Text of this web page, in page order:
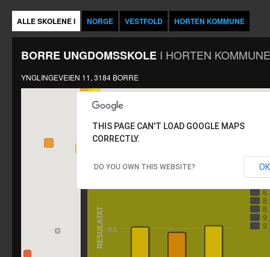
ALLE SKOLENE I NORGE VESTFOLD HORTEN KOMMUNE
BORRE UNGDOMSSKOLE I HORTEN KOMMUNE
YNGLINGEVEIEN 11, 3184 BORRE
0.5
RESULATAT
THIS PAGE CAN'T LOAD GOOGLE MAPS
CORRECTLY.
DO YOU OWN THIS WEBSITE? OK